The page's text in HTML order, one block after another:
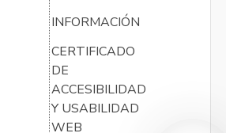
INFORMACIÓN
CERTIFICADO
DE
ACCESIBILIDAD
Y USABILIDAD
WEB